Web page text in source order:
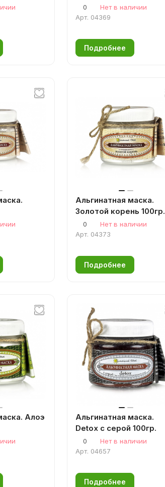
0
Нет в наличии
Арт. 04369
Подробнее
Альгинатная маска.
Золотой корень 100гр.
0
Нет в наличии
Арт. 04373
Подробнее
Алоэ
Альгинатная маска.
Detox с серой 100гр.
0
Нет в наличии
Арт. 04657
Подробнее